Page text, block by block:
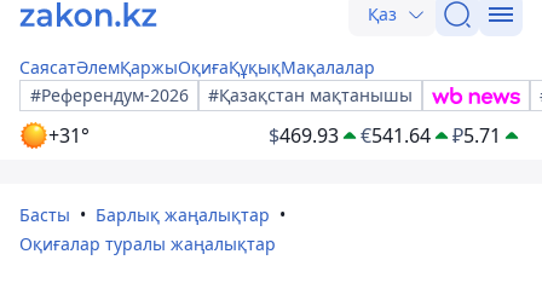
Қаз
СаясатӘлемҚаржыОқиғаҚұқықМақалалар
#Референдум-2026
#Қазақстан мақтанышы
+31° $469.93 €541.64 ₽5.71
Басты
Барлық жаңалықтар
Оқиғалар туралы жаңалықтар